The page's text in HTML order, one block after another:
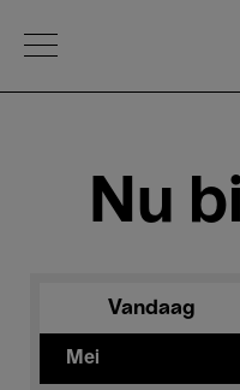
Open Menu
Nu
Vandaag
Mei